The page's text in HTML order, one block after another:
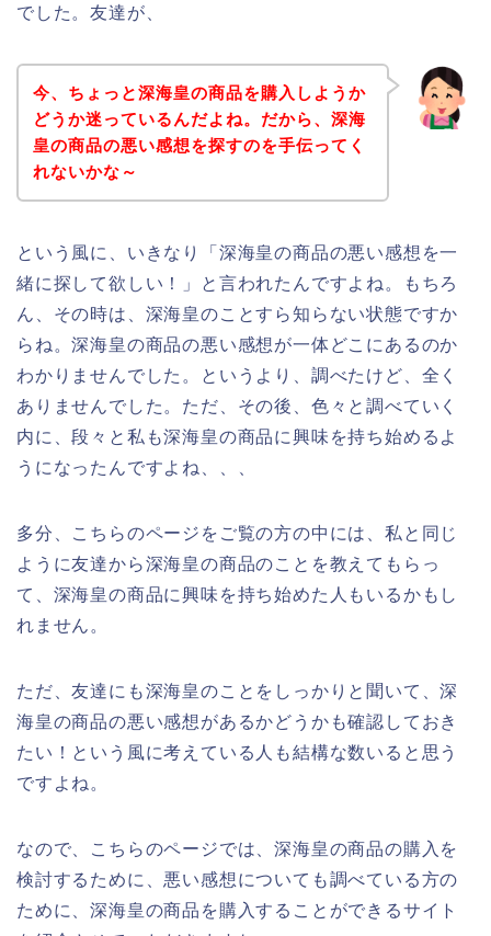
でした。友達が、
今、ちょっと深海皇の商品を購入しようか
どうか迷っているんだよね。だから、深海
皇の商品の悪い感想を探すのを手伝ってく
れないかな～
という風に、いきなり「深海皇の商品の悪い感想を一
緒に探して欲しい！」と言われたんですよね。もちろ
ん、その時は、深海皇のことすら知らない状態ですか
らね。深海皇の商品の悪い感想が一体どこにあるのか
わかりませんでした。というより、調べたけど、全く
ありませんでした。ただ、その後、色々と調べていく
内に、段々と私も深海皇の商品に興味を持ち始めるよ
うになったんですよね、、、
多分、こちらのページをご覧の方の中には、私と同じ
ように友達から深海皇の商品のことを教えてもらっ
て、深海皇の商品に興味を持ち始めた人もいるかもし
れません。
ただ、友達にも深海皇のことをしっかりと聞いて、深
海皇の商品の悪い感想があるかどうかも確認しておき
たい！という風に考えている人も結構な数いると思う
ですよね。
なので、こちらのページでは、深海皇の商品の購入を
検討するために、悪い感想についても調べている方の
ために、深海皇の商品を購入することができるサイト